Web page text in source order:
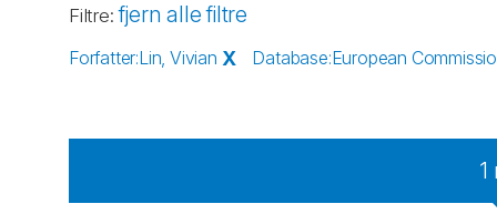
Filtre: fjern alle filtre
Forfatter:Lin, Vivian X Database:European
1